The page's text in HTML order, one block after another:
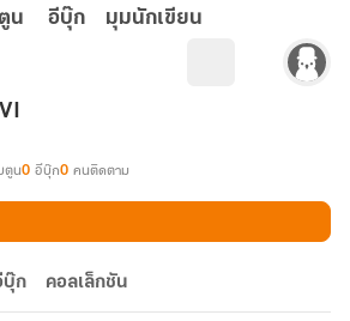
น อีบุ๊ก มุมนักเขียน
ตูน0 อีบุ๊ก0 คนติดตาม
บุ๊ก คอลเล็กชัน